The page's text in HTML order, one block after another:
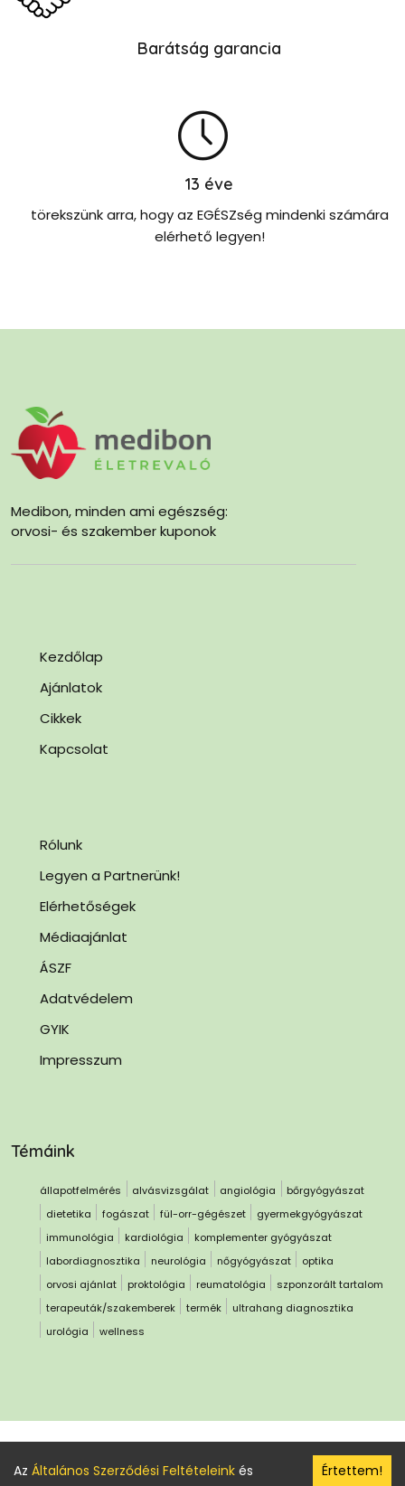
Barátság garancia
13 éve
törekszünk arra, hogy az EGÉSZség mindenki számára
elérhető legyen!
Medibon, minden ami egészség:
orvosi- és szakember kuponok
Kezdőlap
Ajánlatok
Cikkek
Kapcsolat
Rólunk
Legyen a Partnerünk!
Elérhetőségek
Médiaajánlat
ÁSZF
Adatvédelem
GYIK
Impresszum
Témáink
állapotfelmérés alvásvizsgálat angiológia
bőrgyógyászat
dietetika
fogászat fül-orr-gégészet
gyermekgyógyászat
immunológia
kardiológia
komplementer gyógyászat
labordiagnosztika
neurológia nőgyógyászat
optika
orvosi ajánlat
proktológia reumatológia
szponzorált tartalom
terapeuták/szakemberek
termék
ultrahang diagnosztika
urológia
wellness
© 2013-2026bonmedibon kft.
Az Általános Szerződési Feltételeink és
Értettem!